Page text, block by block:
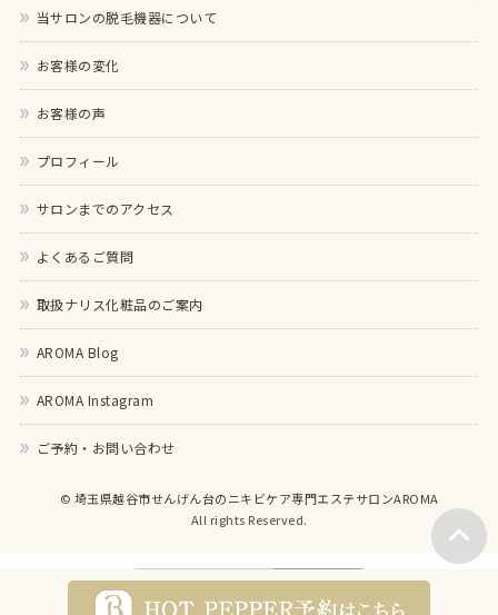
当サロンの脱毛機器について
お客様の変化
お客様の声
プロフィール
サロンまでのアクセス
よくあるご質問
取扱ナリス化粧品のご案内
AROMA Blog
AROMA Instagram
ご予約・お問い合わせ
© 埼玉県越谷市せんげん台のニキビケア専門エステサロンAROMA
All rights Reserved.
モバイル PC